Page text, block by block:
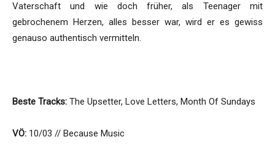
Vaterschaft und wie doch früher, als Teenager mit
gebrochenem Herzen, alles besser war, wird er es gewiss
genauso authentisch vermitteln.
Beste Tracks: The Upsetter, Love Letters, Month Of Sundays
VÖ: 10/03 // Because Music